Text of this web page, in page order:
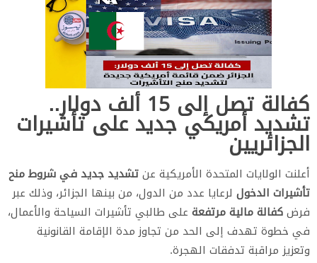
كفالة تصل إلى 15 ألف دولار..
تشديد أمريكي جديد على تأشيرات
الجزائريين
أعلنت الولايات المتحدة الأمريكية عنتشديد جديد في شروط منح
تأشيرات الدخول لرعايا عدد من الدول، من بينها الجزائر، وذلك عبر
فرضكفالة مالية مرتفعة على طالبي تأشيرات السياحة والأعمال،
في خطوة تهدف إلى الحد من تجاوز مدة الإقامة القانونية
وتعزيز مراقبة تدفقات الهجرة.